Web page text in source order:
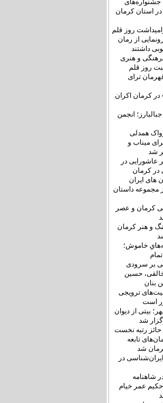
جشنواره‌های
استان کرمان
روز قلم
از رمان
داشتند
و هنری
روز قلم
ترای
کرمان اکران
انجمن
همدلی
برای میناب و
شد
عاشورایی در
در کرمان
ایران
مجموعه داستان
کرمان و عصر
و هنر کرمان
شد
خاموش؛
بر سرودی
خالقی، حسین
بنان
ترویجی
است
بیتی از دیوان
شد
حائز رتبه نخست
تابعه
شد
در
شاهنامه
عمر خیام